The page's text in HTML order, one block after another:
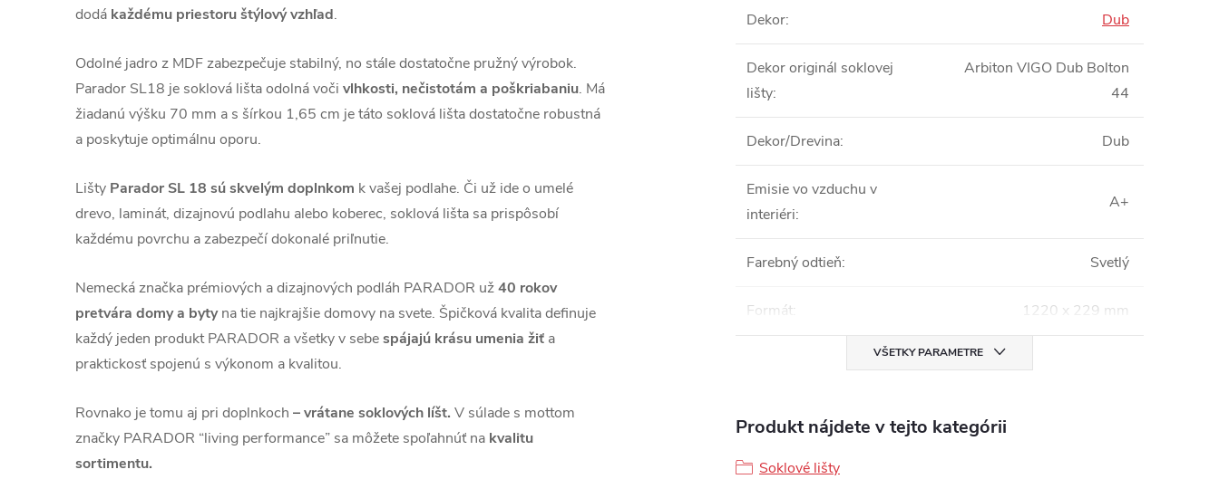
dodá každému priestoru štýlový vzhľad.
Odolné jadro z MDF zabezpečuje stabilný, no stále dostatočne pružný výrobok.
Parador SL18 je soklová lišta odolná voči vlhkosti, nečistotám a poškriabaniu. Má
žiadanú výšku 70 mm a s šírkou 1,65 cm je táto soklová lišta dostatočne robustná
a poskytuje optimálnu oporu.
Lišty Parador SL 18 sú skvelým doplnkom k vašej podlahe. Či už ide o umelé
drevo, laminát, dizajnovú podlahu alebo koberec, soklová lišta sa prispôsobí
každému povrchu a zabezpečí dokonalé priľnutie.
Nemecká značka prémiových a dizajnových podláh PARADOR už40 rokov
pretvára domy a bytyna tie najkrajšie domovy na svete. Špičková kvalita definuje
každý jeden produkt PARADOR a všetky v sebespájajú krásu umenia žiť a
praktickosť spojenú s výkonom a kvalitou.
Rovnako je tomu aj pri doplnkoch – vrátane soklových líšt. V súlade s mottom
značky PARADOR “living performance” sa môžete spoľahnúť na kvalitu
sortimentu.
Dekor: Dub
Dekor originál soklovej
lišty:
Arbiton VIGO Dub Bolton
44
Dekor/Drevina: Dub
Emisie vo vzduchu v
interiéri:
A+
Farebný odtieň: Svetlý
Formát: 1220 x 229 mm
VŠETKY PARAMETRE
Produkt nájdete v tejto kategórii
Soklové lišty